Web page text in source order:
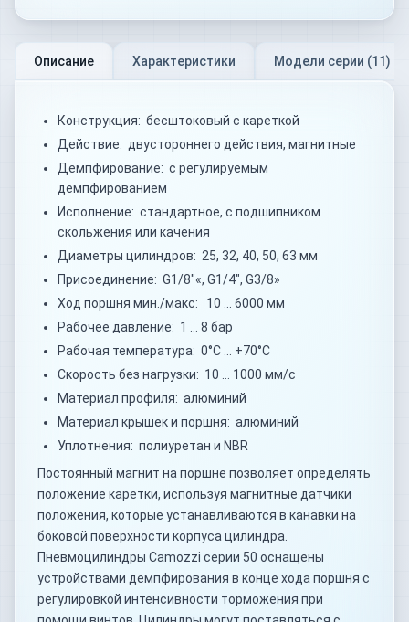
Описание Характеристики Модели серии (11)
Конструкция: бесштоковый с кареткой
Действие: двустороннего действия, магнитные
Демпфирование: с регулируемым
демпфированием
Исполнение: стандартное, с подшипником
скольжения или качения
Диаметры цилиндров: 25, 32, 40, 50, 63 мм
Присоединение: G1/8"«, G1/4", G3/8»
Ход поршня мин./макс: 10 … 6000 мм
Рабочее давление: 1 … 8 бар
Рабочая температура: 0°C … +70°C
Скорость без нагрузки: 10 … 1000 мм/с
Материал профиля: алюминий
Материал крышек и поршня: алюминий
Уплотнения: полиуретан и NBR
Постоянный магнит на поршне позволяет определять
положение каретки, используя магнитные датчики
положения, которые устанавливаются в канавки на
боковой поверхности корпуса цилиндра.
Пневмоцилиндры Camozzi серии 50 оснащены
устройствами демпфирования в конце хода поршня с
регулировкой интенсивности торможения при